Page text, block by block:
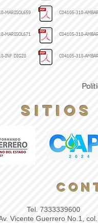
MARISOL659
MARISOL671
INF DIG28
C04105-318-
C04105-318-
C04105-318-
Sitios
Tel. 7333339600
Vicente Guerrero No.1,